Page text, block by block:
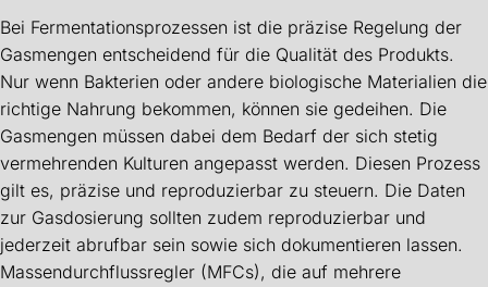
Bei Fermentationsprozessen ist die präzise Regelung der
Gasmengen entscheidend für die Qualität des Produkts.
Nur wenn Bakterien oder andere biologische Materialien die
richtige Nahrung bekommen, können sie gedeihen. Die
Gasmengen müssen dabei dem Bedarf der sich stetig
vermehrenden Kulturen angepasst werden. Diesen Prozess
gilt es, präzise und reproduzierbar zu steuern. Die Daten
zur Gasdosierung sollten zudem reproduzierbar und
jederzeit abrufbar sein sowie sich dokumentieren lassen.
Massendurchflussregler (MFCs), die auf mehrere